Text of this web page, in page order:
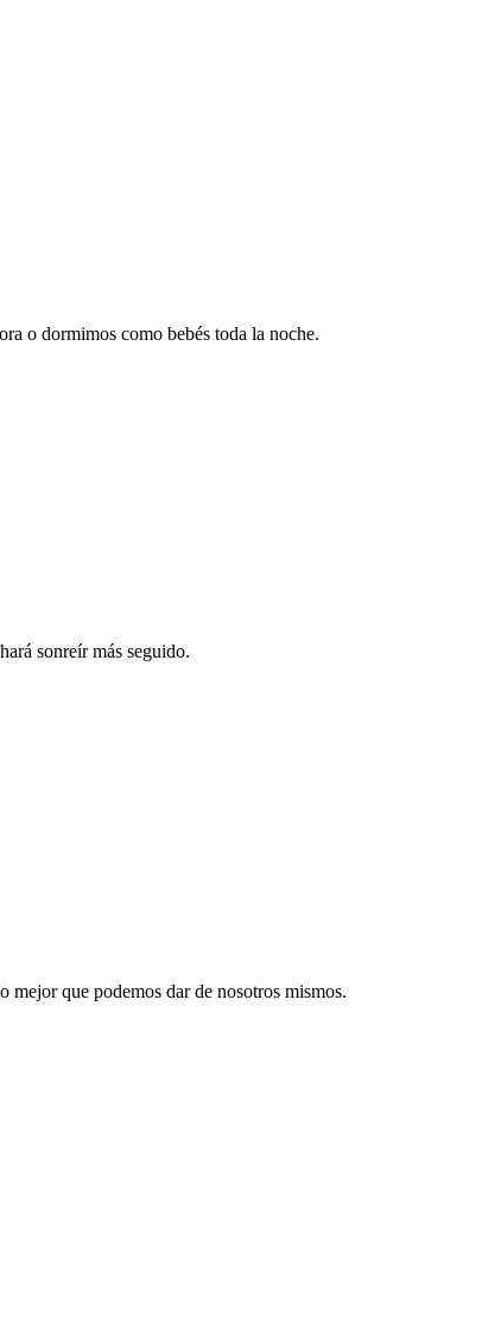
o dormimos como bebés toda la noche.
sonreír más seguido.
que podemos dar de nosotros mismos.